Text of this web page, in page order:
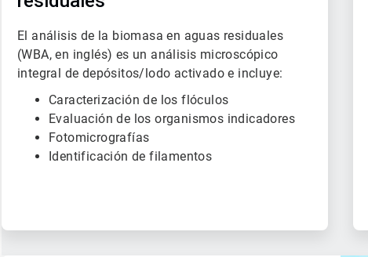
El análisis de la biomasa en aguas residuales
(WBA, en inglés) es un análisis microscópico
integral de depósitos/lodo activado e incluye:
Caracterización de los flóculos
Evaluación de los organismos indicadores
Fotomicrografías
Identificación de filamentos